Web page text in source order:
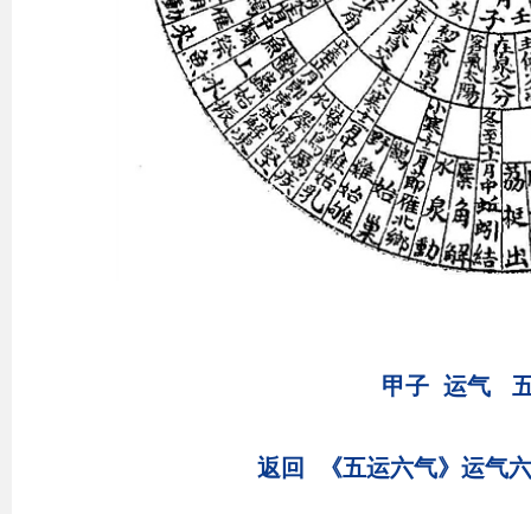
甲子 运气
返回 《五运六气》运气